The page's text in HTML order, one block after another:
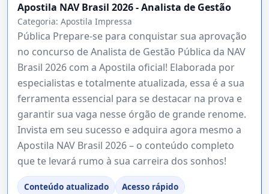
Apostila NAV Brasil 2026 - Analista de Gestão
Categoria: Apostila Impressa
Pública Prepare-se para conquistar sua aprovação
no concurso de Analista de Gestão Pública da NAV
Brasil 2026 com a Apostila oficial! Elaborada por
especialistas e totalmente atualizada, essa é a sua
ferramenta essencial para se destacar na prova e
garantir sua vaga nesse órgão de grande renome.
Invista em seu sucesso e adquira agora mesmo a
Apostila NAV Brasil 2026 – o conteúdo completo
que te levará rumo à sua carreira dos sonhos!
Conteúdo atualizado
Acesso rápido